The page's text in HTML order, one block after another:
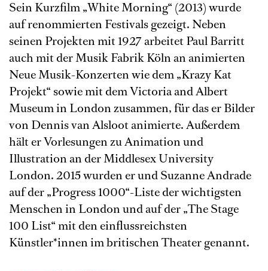
Sein Kurzfilm „White Morning“ (2013) wurde
auf renommierten Festivals gezeigt. Neben
seinen Projekten mit 1927 arbeitet Paul Barritt
auch mit der Musik Fabrik Köln an animierten
Neue Musik-Konzerten wie dem „Krazy Kat
Projekt“ sowie mit dem Victoria and Albert
Museum in London zusammen, für das er Bilder
von Dennis van Alsloot animierte. Außerdem
hält er Vorlesungen zu Animation und
Illustration an der Middlesex University
London. 2015 wurden er und Suzanne Andrade
auf der „Progress 1000“-Liste der wichtigsten
Menschen in London und auf der „The Stage
100 List“ mit den einflussreichsten
Künstler*innen im britischen Theater genannt.